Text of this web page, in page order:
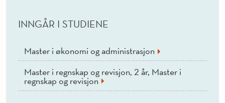
INNGÅR I STUDIENE
Master i økonomi og administrasjon
Master i regnskap og revisjon, 2 år, Master i
regnskap og revisjon